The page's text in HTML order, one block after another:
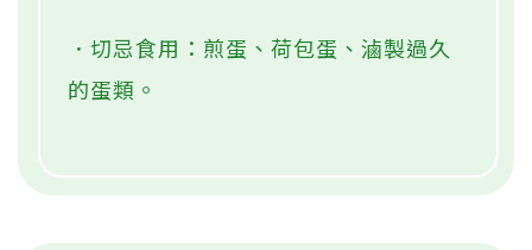
．切忌食用：煎蛋、荷包蛋、滷製過久
的蛋類。